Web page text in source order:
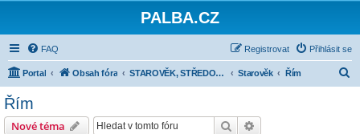
PALBA.CZ
FAQ Přihlásit se
Registrovat
Portal Obsah fóra STAROVĚK, STŘEDOVĚK, NOVOVĚK DO ROKU 1914 Starověk Řím
Řím
Nové téma Hledat